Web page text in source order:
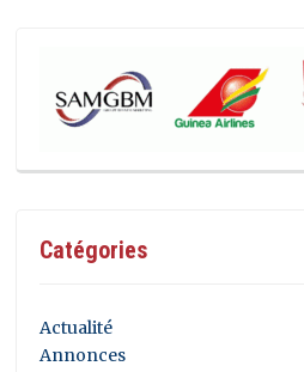
Catégories
Actualité
Annonces